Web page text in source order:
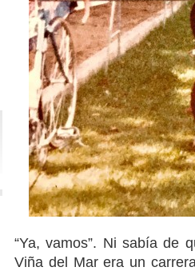
“Ya, vamos”. Ni sabía de
Viña del Mar era un